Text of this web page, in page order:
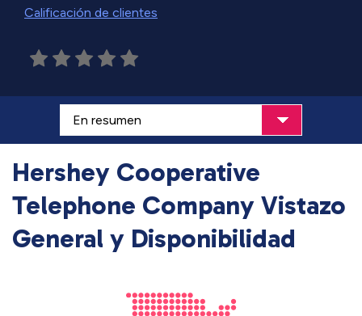
Calificación de clientes
Hershey Cooperative
Telephone Company Vistazo
General y Disponibilidad